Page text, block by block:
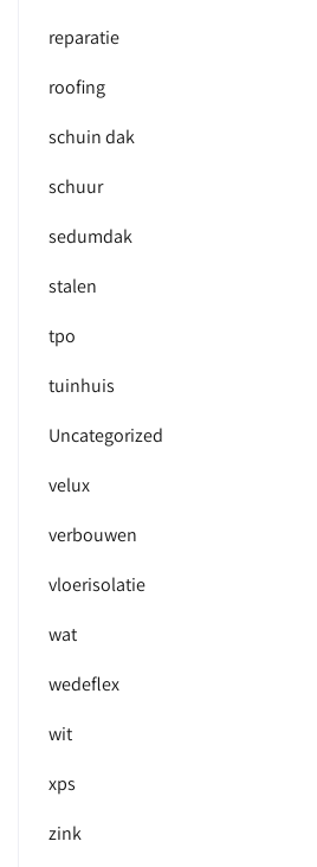
reparatie
roofing
schuin dak
schuur
sedumdak
stalen
tpo
tuinhuis
Uncategorized
velux
verbouwen
vloerisolatie
wat
wedeflex
wit
xps
zink